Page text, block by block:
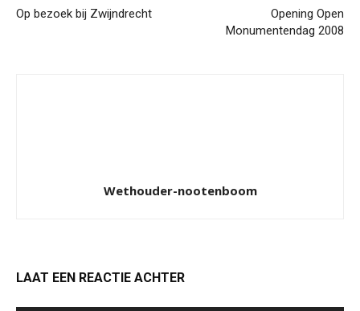
Op bezoek bij Zwijndrecht
Opening Open
Monumentendag 2008
Wethouder-nootenboom
LAAT EEN REACTIE ACHTER